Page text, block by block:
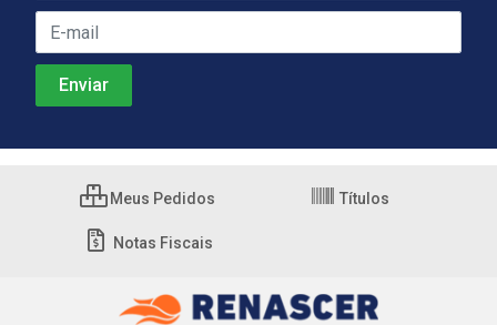
Meus Pedidos Títulos
Notas Fiscais